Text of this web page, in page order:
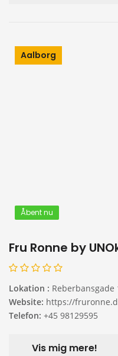
Aalborg
Åbent nu
Fru Ronne by
Lokation : Reberbansgade
Website: https://
Telefon: +45 98129595
Vis mig mere!